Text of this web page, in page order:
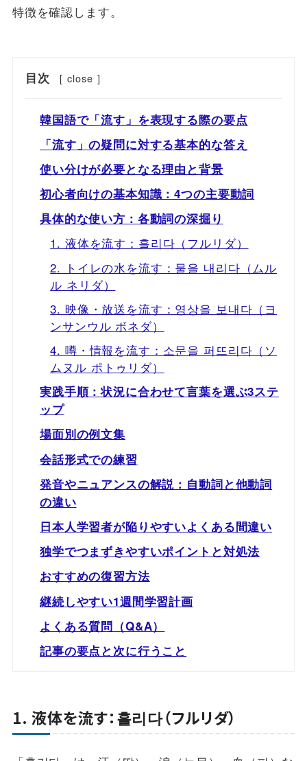
特徴を確認します。
目次 [ close ]
韓国語で「流す」を表現する際の要点
「流す」の疑問に対する基本的な答え
使い分けが必要となる理由と背景
初心者向けの基本知識：4つの主要動詞
具体的な使い方：各動詞の深掘り
1. 液体を流す：흘리다（フルリダ）
2. トイレの水を流す：물을 내리다（ムル
ル ネリダ）
3. 映像・放送を流す：영상을 보내다（ヨ
ンサンウル ボネダ）
4. 噂・情報を流す：소문을 퍼뜨리다（ソ
ムヌル ポトゥリダ）
実践手順：状況に合わせて言葉を選ぶ3ステ
ップ
場面別の例文集
会話形式での練習
発音やニュアンスの解説：自動詞と他動詞
の違い
日本人学習者が陥りやすいよくある間違い
独学でつまずきやすいポイントと対処法
おすすめの復習方法
継続しやすい1週間学習計画
よくある質問（Q&A）
記事の要点と次に行うこと
1. 液体を流す：흘리다（フルリダ）